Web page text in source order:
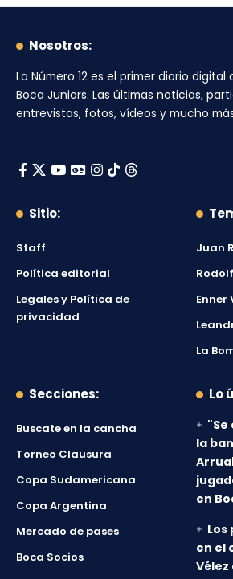
Nosotros:
La Número 12 es el primer diario digital
Boca Juniors. Las últimas noticias,
entrevistas, fotos, vídeos y mucho
Sitio:
Staff
Política editorial
Legales y Política de
privacidad
Juan
Enner
La
Secciones:
Buscate en la cancha
Torneo Clausura
Copa Sudamericana
Copa Argentina
Mercado de pases
Boca Socios
Lo
la
en
Los
en el
Vélez